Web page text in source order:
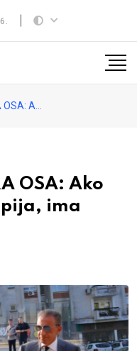
ima drugi lijek
OSA: Ako
ima